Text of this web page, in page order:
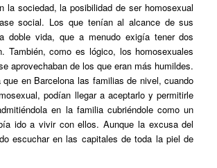
la sociedad, la posibilidad de ser homosexual
social. Los que tenían al alcance de sus
doble vida, que a menudo exigía tener dos
También, como es lógico, los homosexuales
aprovechaban de los que eran más humildes.
en Barcelona las familias de nivel, cuando
podían llegar a aceptarlo y permitirle
en la familia cubriéndole como un
ido a vivir con ellos. Aunque la excusa del
escuchar en las capitales de toda la piel de